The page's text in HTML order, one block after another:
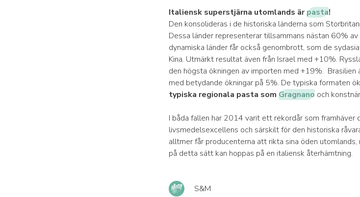
Italiensk superstjärna utomlands ärpasta!
Den konsolideras i de historiska länderna som
Dessa länder representerar tillsammans nästan 60%
dynamiska länder får också genombrott, som de
Kina. Utmärkt resultat även från Israel med +10%.
den högsta ökningen av importen med +19%. Brasilien
med betydande ökningar på 5%. De typiska formaten
typiska regionala pasta som Gragnanooch
I båda fallen har 2014 varit ett rekordår som
livsmedelsexcellens och särskilt för den historiska
alltmer får producenterna att rikta sina öden
på detta sätt kan hoppas på en italiensk återhämtning.
S&M